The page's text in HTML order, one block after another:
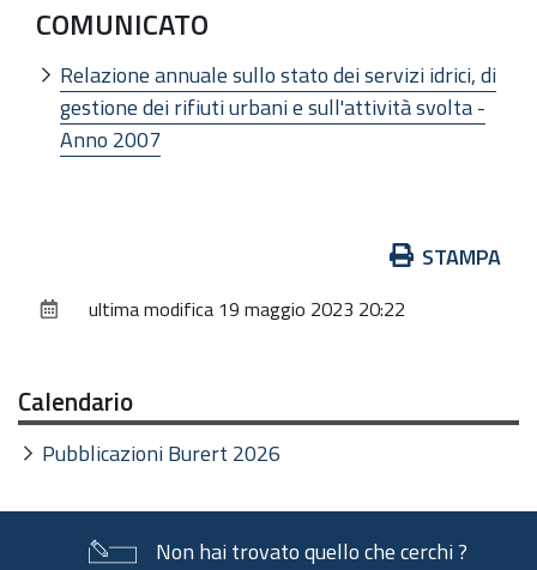
COMUNICATO
Relazione annuale sullo stato dei servizi idrici, di
gestione dei rifiuti urbani e sull'attività svolta -
Anno 2007
documento
STAMPA
ultima modifica 19 maggio 2023 20:22
Calendario
Pubblicazioni Burert 2026
Non hai trovato quello che cerchi ?